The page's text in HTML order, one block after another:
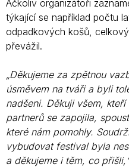
Ačkoliv organizátoři
týkající se například počtu
odpadkových košů,
převážil.
„Děkujeme za zpětnou
úsměvem na tváři a byli
nadšeni. Děkuji všem,
partnerů se zapojila,
které nám pomohly.
vybudovat festival byla
a děkujeme i těm, co